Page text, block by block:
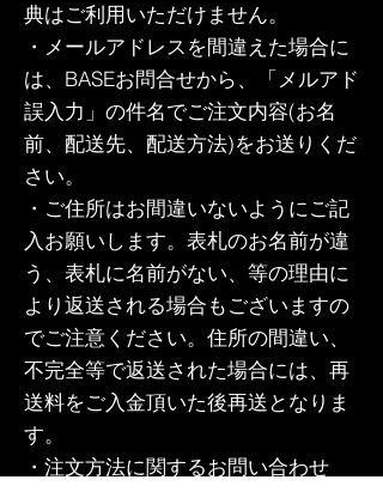
典はご利用いただけません。
・メールアドレスを間違えた場合に
は、BASEお問合せから、「メルアド
誤入力」の件名でご注文内容(お名
前、配送先、配送方法)をお送りくだ
さい。
・ご住所はお間違いないようにご記
入お願いします。表札のお名前が違
う、表札に名前がない、等の理由に
より返送される場合もございますの
でご注意ください。住所の間違い、
不完全等で返送された場合には、再
送料をご入金頂いた後再送となりま
す。
・注文方法に関するお問い合わせ